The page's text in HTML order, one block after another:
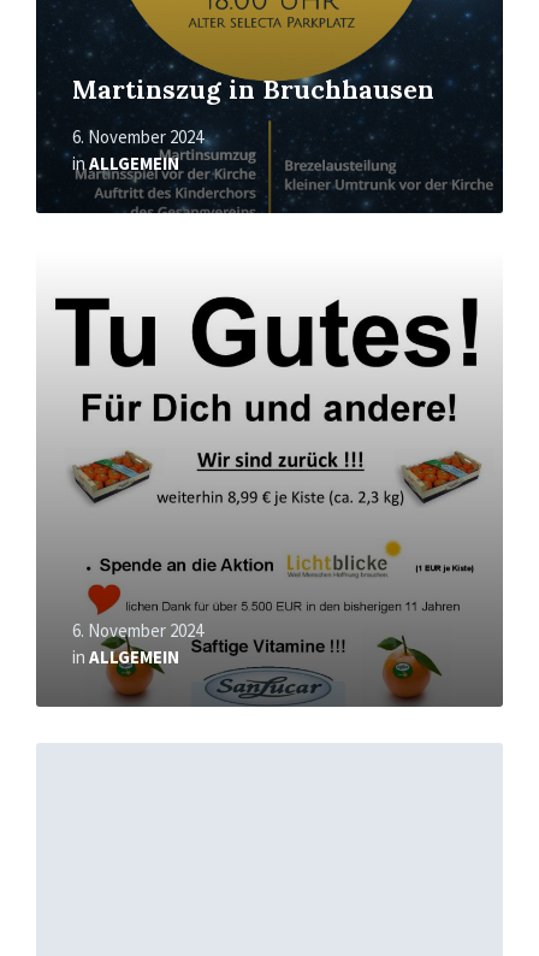
Martinszug in Bruchhausen
6. November 2024
in ALLGEMEIN
6. November 2024
in ALLGEMEIN
Mehr